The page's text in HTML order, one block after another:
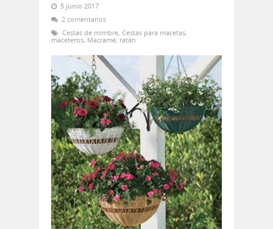
5 junio 2017
2 comentarios
Cestas de mimbre, Cestas para macetas,
maceteros, Macramé, ratán